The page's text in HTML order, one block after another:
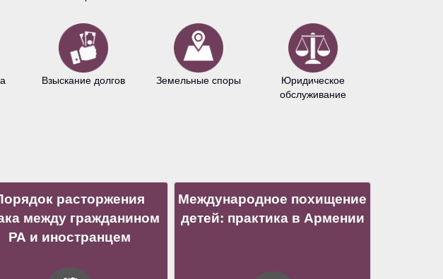
Взыскание долгов Земельные споры
Юридическое
обслуживание
расторжения
между гражданином
РА и иностранцем
Международное похищение
детей: практика в Армении